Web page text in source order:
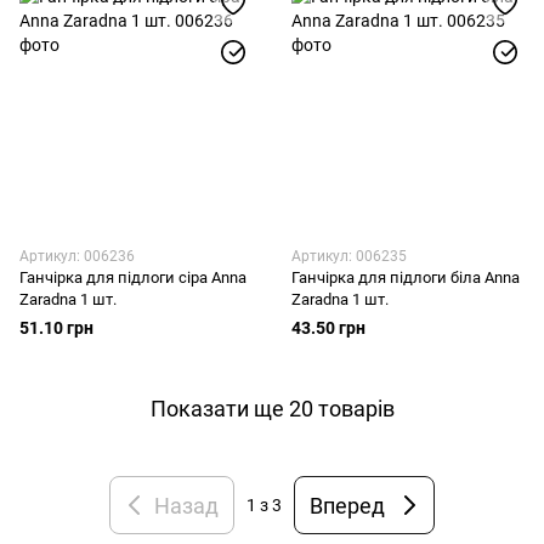
Артикул: 006236
Ганчірка для підлоги сіра Anna
Zaradna 1 шт.
51.10 грн
Артикул: 006235
Ганчірка для підлоги біла Anna
Zaradna 1 шт.
43.50 грн
Показати ще 20 товарів
Назад 1 з 3 Вперед